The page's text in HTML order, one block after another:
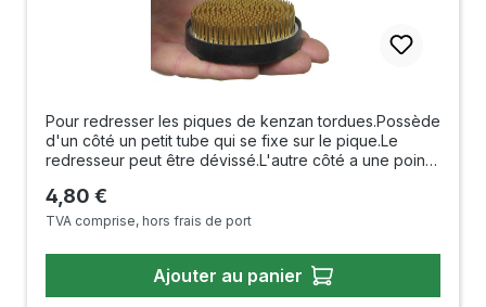
Pour redresser les piques de kenzan tordues.Possède
d'un côté un petit tube qui se fixe sur le pique.Le
redresseur peut être dévissé.L'autre côté a une pointe
est amovible. Livré sans kenzan ! Longueur :
70mm Fabriqué au Japon
Prix régulier :
4,80 €
TVA comprise, hors frais de port
Ajouter au panier